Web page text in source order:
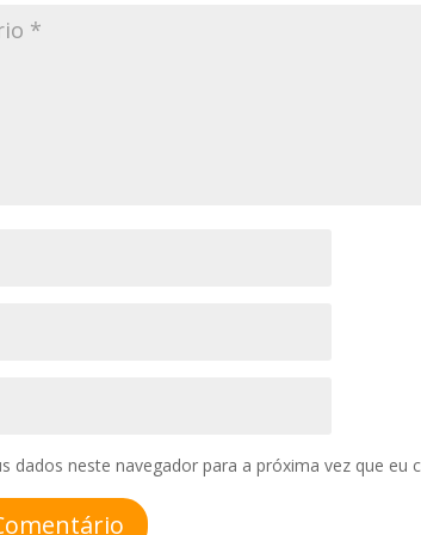
dados neste navegador para a próxima vez que eu